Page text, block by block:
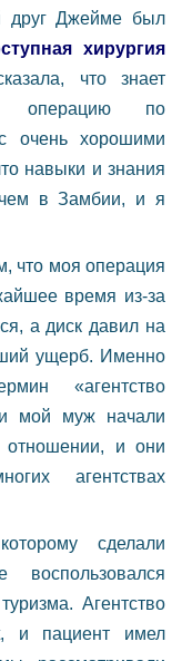
друг Джейме был
хирургия
что знает
операцию по
очень хорошими
навыки и знания
в Замбии, и я
что моя операция
время из-за
а диск давил на
ущерб. Именно
«агентство
и мой муж начали
отношении, и они
агентствах
сделали
Агентство
и пациент имел